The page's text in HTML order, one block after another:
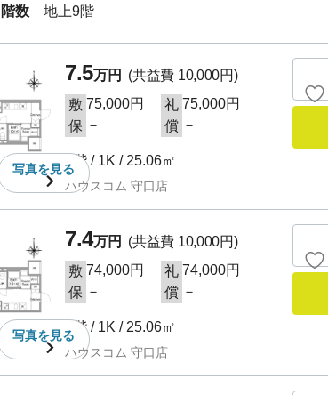
階数
地上9階
写真を見る
7.5万円
(共益費 10,000円)
敷 75,000円 礼 75,000円
保 － 償 －
4階 / 1K / 25.06㎡
ハウスコム 守口店
写真を見る
7.4万円
(共益費 10,000円)
敷 74,000円 礼 74,000円
保 － 償 －
4階 / 1K / 25.06㎡
ハウスコム 守口店